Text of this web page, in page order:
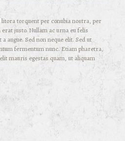
litora torquent per conubia nostra, per
justo. Nullam ac urna eu felis
augue. Sed non neque elit. Sed ut
fermentum nunc. Etiam pharetra,
mauris egestas quam, ut aliquam